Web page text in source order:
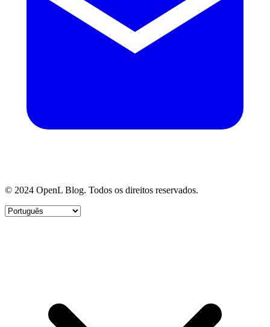
© 2024 OpenL Blog. Todos os direitos reservados.